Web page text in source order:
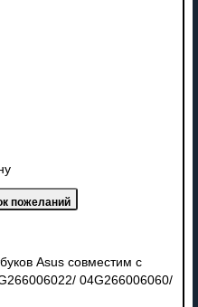
Asus совместим с
04G266006060/